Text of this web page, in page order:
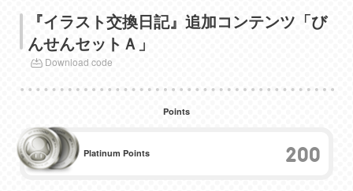
『イラスト交換日記』追加コンテンツ「び
んせんセットＡ」
Download code
Points
Platinum Points 200